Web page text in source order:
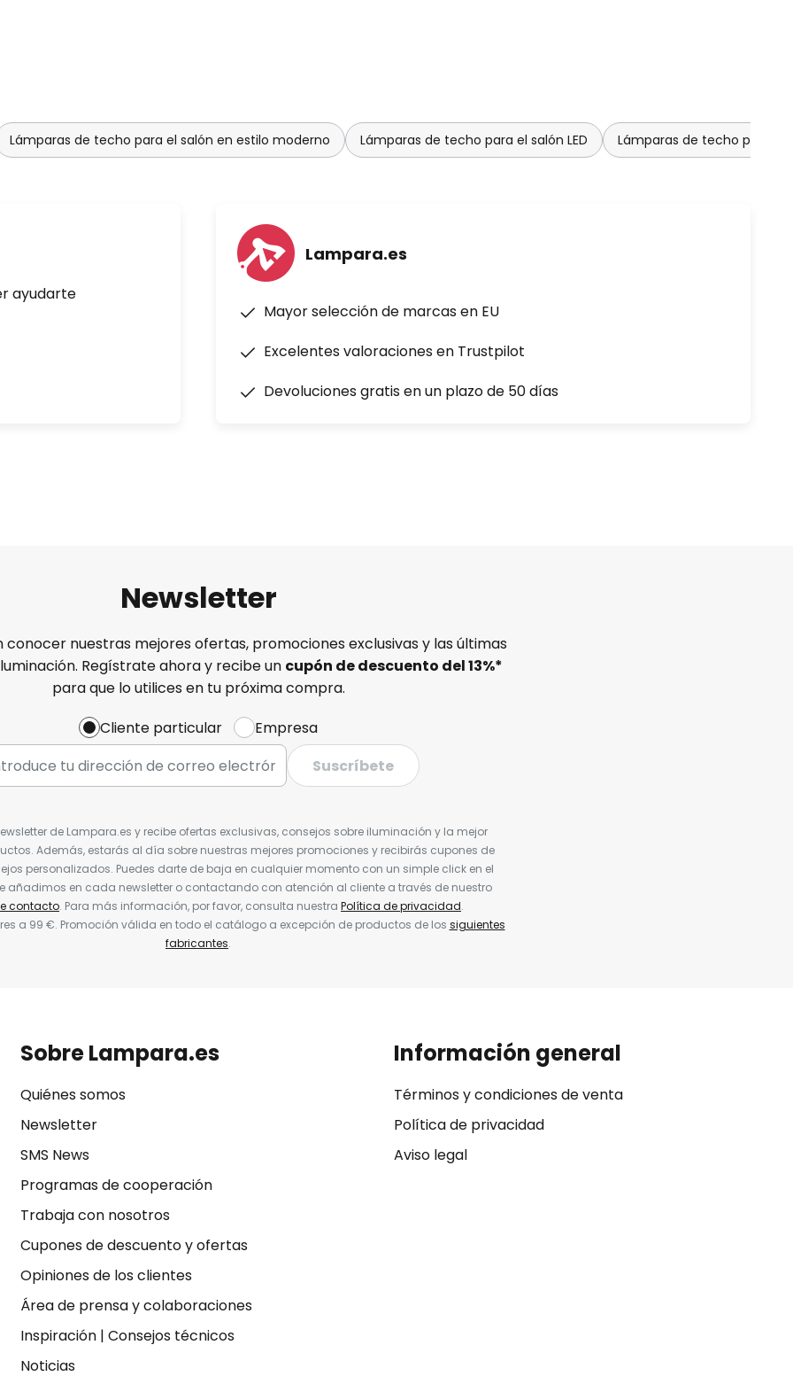
Lámparas de techo para el salón en estilo moderno Lámparas de techo para el salón LED Lámparas de techo para el
ayudarte
Lampara.es
Mayor selección de marcas en EU
Excelentes valoraciones en Trustpilot
Devoluciones gratis en un plazo de 50 días
Newsletter
conocer nuestras mejores ofertas, promociones exclusivas y las últimas
Regístrate ahora y recibe un cupón de descuento del13%*
para que lo utilices en tu próxima compra.
Cliente particular
Empresa
Suscríbete
de Lampara.es y recibe ofertas exclusivas, consejos sobre iluminación y la mejor
Además, estarás al día sobre nuestras mejores promociones y recibirás cupones de
personalizados. Puedes darte de baja en cualquier momento con un simple click en el
añadimos en cada newsletter o contactando con atención al cliente a través de nuestro
contacto. Para más información, por favor, consulta nuestra Política de privacidad.
a 99 €. Promoción válida en todo el catálogo a excepción de productos de los siguientes
fabricantes.
Sobre Lampara.es
Quiénes somos
Newsletter
SMS News
Programas de cooperación
Trabaja con nosotros
Cupones de descuento y ofertas
Opiniones de los clientes
Área de prensa y colaboraciones
Inspiración| Consejos técnicos
Noticias
Información general
Términos y condiciones de venta
Política de privacidad
Aviso legal